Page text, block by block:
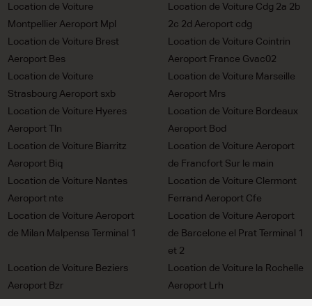
Location de Voiture
Montpellier Aeroport Mpl
Location de Voiture Cdg 2a 2b
2c 2d Aeroport cdg
Location de Voiture Brest
Aeroport Bes
Location de Voiture Cointrin
Aeroport France Gvac02
Location de Voiture
Strasbourg Aeroport sxb
Location de Voiture Marseille
Aeroport Mrs
Location de Voiture Hyeres
Aeroport Tln
Location de Voiture Bordeaux
Aeroport Bod
Location de Voiture Biarritz
Aeroport Biq
Location de Voiture Aeroport
de Francfort Sur le main
Location de Voiture Nantes
Aeroport nte
Location de Voiture Clermont
Ferrand Aeroport Cfe
Location de Voiture Aeroport
de Milan Malpensa Terminal 1
Location de Voiture Aeroport
de Barcelone el Prat Terminal 1
et 2
Location de Voiture Beziers
Aeroport Bzr
Location de Voiture la Rochelle
Aeroport Lrh